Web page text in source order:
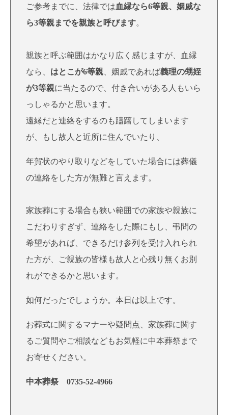
ご参考までに、法律では血縁なら6等親、姻戚な
ら3等親までを親族と呼びます。
親族と呼ぶ範囲はかなり広く感じますが、血縁
なら、 はとこが6等親 、姻戚であれば義理の甥姪
が3等親に当たるので、付き合いがある人もいら
っしゃるかと思います。
遠縁だと連絡をするのも躊躇してしまいます
が、もし故人と近所に住んでいたり、
年賀状のやり取りなどをしていた場合には葬儀
の連絡をした方が無難と言えます。
家族葬にする場合も狭い範囲での家族や親族に
こだわりすぎず 、連絡をした際にもし、弔問の
希望があれば、できるだけ参列を受け入れられ
た方が、ご親族の皆様も故人と心残り無くお別
れができるかと思います。
如何だったでしょうか。本日は以上です。
お葬式に関するマナーや疑問点、家族葬に関す
るご質問やご相談などもお気軽に中本葬祭まで
お寄せください。
中本葬祭 0735-52-4966